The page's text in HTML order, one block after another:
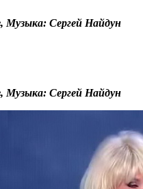
Сергей Найдун
Сергей Найдун